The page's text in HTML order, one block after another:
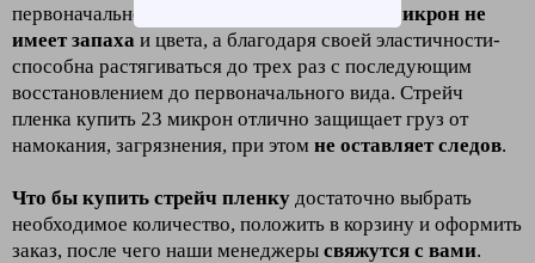
первоначального вида. С
трейч пленка 23 микрон не
имеет запаха и цвета, а благодаря своей эластичности-
способна растягиваться до трех раз с последующим
восстановлением до первоначального вида. Стрейч
пленка купить 23 микрон отлично защищает груз от
намокания, загрязнения, при этом не оставляет следов.
Что бы купить стрейч пленку достаточно выбрать
необходимое количество, положить в корзину и оформить
заказ, после чего наши менеджеры свяжутся с вами.